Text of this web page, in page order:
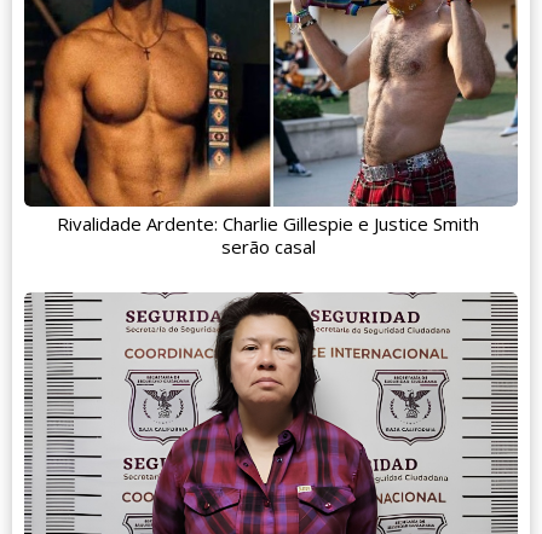
Rivalidade Ardente: Charlie Gillespie e Justice Smith
serão casal